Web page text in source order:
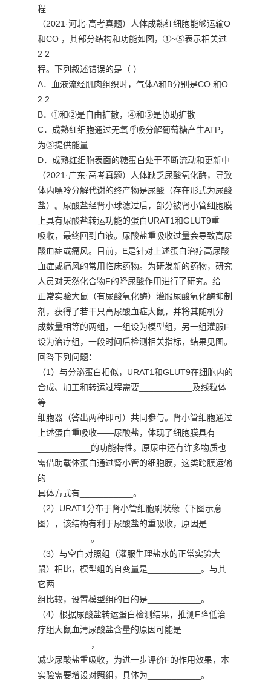
程
（2021·河北·高考真题）人体成熟红细胞能够运输O
和CO ，其部分结构和功能如图，①~⑤表示相关过
2 2
程。下列叙述错误的是（ ）
A．血液流经肌肉组织时，气体A和B分别是CO 和O
2 2
B．①和②是自由扩散，④和⑤是协助扩散
C．成熟红细胞通过无氧呼吸分解葡萄糖产生ATP，
为③提供能量
D．成熟红细胞表面的糖蛋白处于不断流动和更新中
（2021·广东·高考真题）人体缺乏尿酸氧化酶，导致
体内嘌呤分解代谢的终产物是尿酸（存在形式为尿酸
盐）。尿酸盐经肾小球滤过后，部分被肾小管细胞膜
上具有尿酸盐转运功能的蛋白URAT1和GLUT9重
吸收，最终回到血液。尿酸盐重吸收过量会导致高尿
酸血症或痛风。目前，E是针对上述蛋白治疗高尿酸
血症或痛风的常用临床药物。为研发新的药物，研究
人员对天然化合物F的降尿酸作用进行了研究。给
正常实验大鼠（有尿酸氧化酶）灌服尿酸氧化酶抑制
剂，获得了若干只高尿酸血症大鼠，并将其随机分
成数量相等的两组，一组设为模型组，另一组灌服F
设为治疗组，一段时间后检测相关指标，结果见图。
回答下列问题：
（1）与分泌蛋白相似，URAT1和GLUT9在细胞内的
合成、加工和转运过程需要___________及线粒体
等
细胞器（答出两种即可）共同参与。肾小管细胞通过
上述蛋白重吸收——尿酸盐，体现了细胞膜具有
___________的功能特性。原尿中还有许多物质也
需借助载体蛋白通过肾小管的细胞膜，这类跨膜运输
的
具体方式有___________。
（2）URAT1分布于肾小管细胞刷状缘（下图示意
图），该结构有利于尿酸盐的重吸收，原因是
___________。
（3）与空白对照组（灌服生理盐水的正常实验大
鼠）相比，模型组的自变量是___________。与其
它两
组比较，设置模型组的目的是___________。
（4）根据尿酸盐转运蛋白检测结果，推测F降低治
疗组大鼠血清尿酸盐含量的原因可能是
___________，
减少尿酸盐重吸收，为进一步评价F的作用效果，本